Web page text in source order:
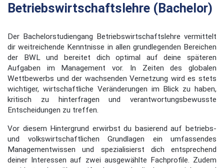
Betriebswirtschaftslehre (Bachelor)
Der Bachelorstudiengang Betriebswirtschaftslehre vermittelt
dir weitreichende Kenntnisse in allen grundlegenden Bereichen
der BWL und bereitet dich optimal auf deine späteren
Aufgaben im Management vor. In Zeiten des globalen
Wettbewerbs und der wachsenden Vernetzung wird es stets
wichtiger, wirtschaftliche Veränderungen im Blick zu haben,
kritisch zu hinterfragen und verantwortungsbewusste
Entscheidungen zu treffen.
Vor diesem Hintergrund erwirbst du basierend auf betriebs-
und volkswirtschaftlichen Grundlagen ein umfassendes
Managementwissen und spezialisierst dich entsprechend
deiner Interessen auf zwei ausgewählte Fachprofile. Zudem